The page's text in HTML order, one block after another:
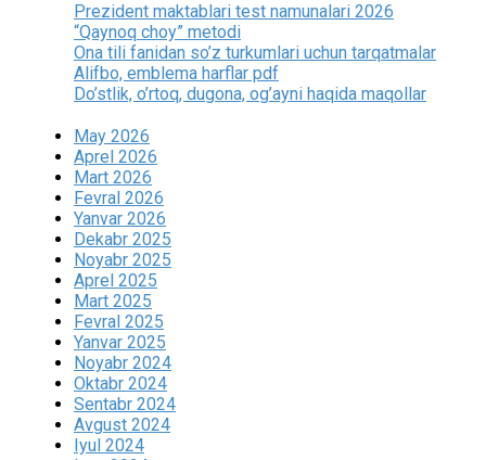
Prezident maktablari test namunalari 2026
“Qaynoq choy” metodi
Ona tili fanidan so’z turkumlari uchun tarqatmalar
Alifbo, emblema harflar pdf
Do’stlik, o’rtoq, dugona, og’ayni haqida maqollar
May 2026
Aprel 2026
Mart 2026
Fevral 2026
Yanvar 2026
Dekabr 2025
Noyabr 2025
Aprel 2025
Mart 2025
Fevral 2025
Yanvar 2025
Noyabr 2024
Oktabr 2024
Sentabr 2024
Avgust 2024
Iyul 2024